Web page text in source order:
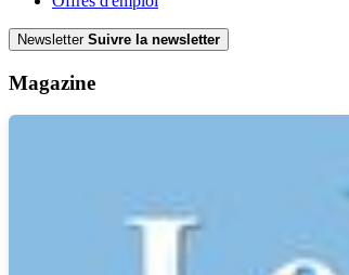
Newsletter Suivre la newsletter
Magazine